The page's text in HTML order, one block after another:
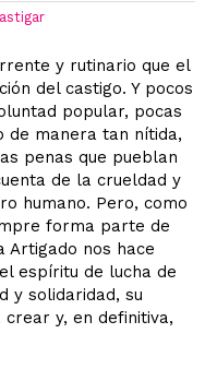
y rutinario que el
del castigo. Y pocos
popular, pocas
de manera tan nítida,
penas que pueblan
de la crueldad y
humano. Pero, como
forma parte de
Artigado nos hace
espíritu de lucha de
y solidaridad, su
y, en definitiva,